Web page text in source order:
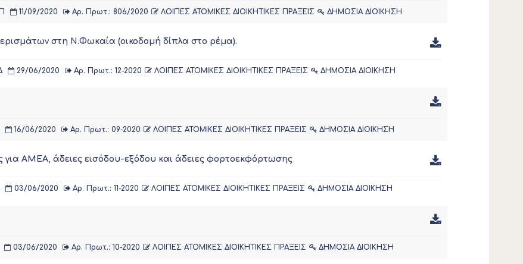
11/09/2020 Αρ. Πρωτ.: 806/2020 ΛΟΙΠΕΣ ΑΤΟΜΙΚΕΣ ΔΙΟΙΚΗΤΙΚΕΣ ΠΡΑΞΕΙΣ ΔΗΜΟΣΙΑ ΔΙΟΙΚΗΣΗ
στη Ν.Φωκαία (οικοδομή δίπλα στο ρέμα).
29/06/2020 Αρ. Πρωτ.: 12-2020 ΛΟΙΠΕΣ ΑΤΟΜΙΚΕΣ ΔΙΟΙΚΗΤΙΚΕΣ ΠΡΑΞΕΙΣ ΔΗΜΟΣΙΑ ΔΙΟΙΚΗΣΗ
16/06/2020 Αρ. Πρωτ.: 09-2020 ΛΟΙΠΕΣ ΑΤΟΜΙΚΕΣ ΔΙΟΙΚΗΤΙΚΕΣ ΠΡΑΞΕΙΣ ΔΗΜΟΣΙΑ ΔΙΟΙΚΗΣΗ
ΑΜΕΑ, άδειες εισόδου-εξόδου και άδειες φορτοεκφόρτωσης
03/06/2020 Αρ. Πρωτ.: 11-2020 ΛΟΙΠΕΣ ΑΤΟΜΙΚΕΣ ΔΙΟΙΚΗΤΙΚΕΣ ΠΡΑΞΕΙΣ ΔΗΜΟΣΙΑ ΔΙΟΙΚΗΣΗ
03/06/2020 Αρ. Πρωτ.: 10-2020 ΛΟΙΠΕΣ ΑΤΟΜΙΚΕΣ ΔΙΟΙΚΗΤΙΚΕΣ ΠΡΑΞΕΙΣ ΔΗΜΟΣΙΑ ΔΙΟΙΚΗΣΗ